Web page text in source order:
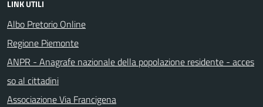
LINK UTILI
Albo Pretorio Online
Regione Piemonte
ANPR - Anagrafe nazionale della popolazione residente - acces
so al cittadini
Associazione Via Francigena